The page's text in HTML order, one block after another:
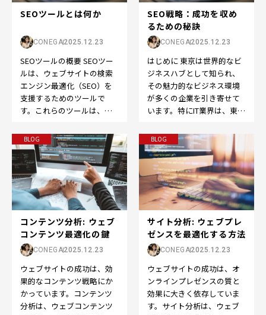
SEOツールとは何か
CONEGA2025.12.23
SEOツールの概要 SEOツー
ルは、ウェブサイトの検索
エンジン最適化（SEO）を
支援するためのツールで
す。これらのツールは、検
グ向上やウェブサイト…
SEO戦略：成功を収め
るための秘訣
CONEGA2025.12.23
はじめに 東京は世界的なビ
ジネスハブとして知られ、
その魅力的なビジネス環境
が多くの企業を引き寄せて
います。特にIT業界は、東京
欠かせない要素となっ…
BLOG
コンテンツ分析: ウェブ
コンテンツ最適化の鍵
CONEGA2025.12.23
ウェブサイトの成功は、効
果的なコンテンツ戦略にか
かっています。コンテンツ
分析は、ウェブコンテンツ
BLOG
サイト分析: ウェブプレ
ゼンスを最適化する方法
CONEGA2025.12.23
ウェブサイトの成功は、オ
ンラインプレゼンスの質と
効果に大きく依存していま
す。サイト分析は、ウェブ